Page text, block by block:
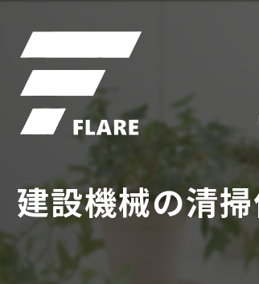
建設機械の清